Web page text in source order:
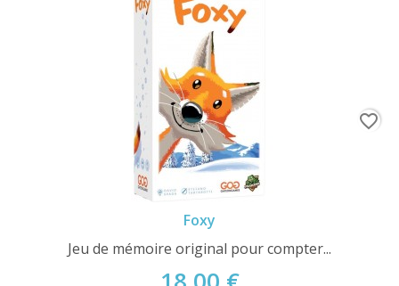
Foxy
Jeu de mémoire original pour compter...
favorite_border